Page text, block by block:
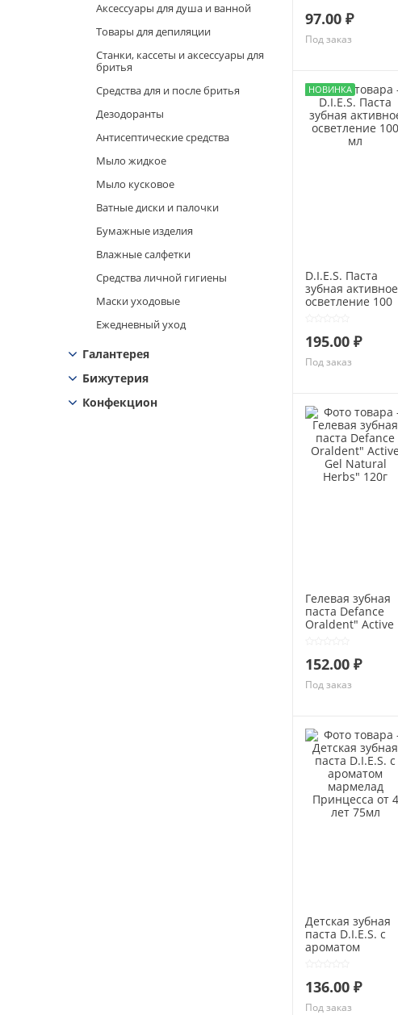
Аксессуары для душа и ванной
Товары для депиляции
Станки, кассеты и аксессуары для
бритья
Средства для и после бритья
Дезодоранты
Антисептические средства
Мыло жидкое
Мыло кусковое
Ватные диски и палочки
Бумажные изделия
Влажные салфетки
Средства личной гигиены
Маски уходовые
Ежедневный уход
Галантерея
Бижутерия
Конфекцион
кариеса 150 г.
97.00 ₽
Под заказ
D.I.E.S. Паста
зубная активное
осветление 100
195.00 ₽
Под заказ
Гелевая зубная
паста Defance
Oraldent" Active
152.00 ₽
Под заказ
Детская зубная
паста D.I.E.S. с
ароматом
лет 75мл
136.00 ₽
Под заказ